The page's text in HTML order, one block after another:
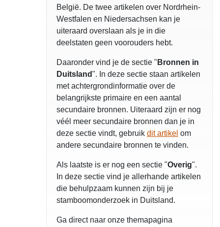
België. De twee artikelen over Nordrhein-
Westfalen en Niedersachsen kan je
uiteraard overslaan als je in die
deelstaten geen voorouders hebt.
Daaronder vind je de sectie " Bronnen in
Duitsland". In deze sectie staan artikelen
met achtergrondinformatie over de
belangrijkste primaire en een aantal
secundaire bronnen. Uiteraard zijn er nog
véél meer secundaire bronnen dan je in
deze sectie vindt, gebruik dit artikel om
andere secundaire bronnen te vinden.
Als laatste is er nog een sectie "Overig".
In deze sectie vind je allerhande artikelen
die behulpzaam kunnen zijn bij je
stamboomonderzoek in Duitsland.
Ga direct naar onze themapagina